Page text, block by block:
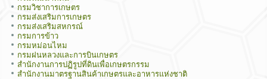
กรมวิชาการเกษตร
กรมส่งเสริมการเกษตร
กรมส่งเสริมสหกรณ์
กรมการข้าว
กรมหม่อนไหม
กรมฝนหลวงและการบินเกษตร
สำนักงานการปฏิรูปที่ดินเพื่อเกษตรกรรม
สำนักงานมาตรฐานสินค้าเกษตรและอาหารแห่งชาติ